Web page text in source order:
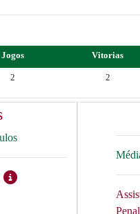
Jogos Vitorias
2 2